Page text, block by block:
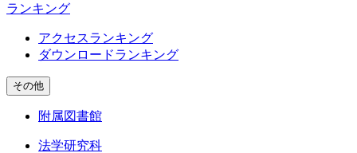
ランキング
アクセスランキング
ダウンロードランキング
その他
附属図書館
法学研究科